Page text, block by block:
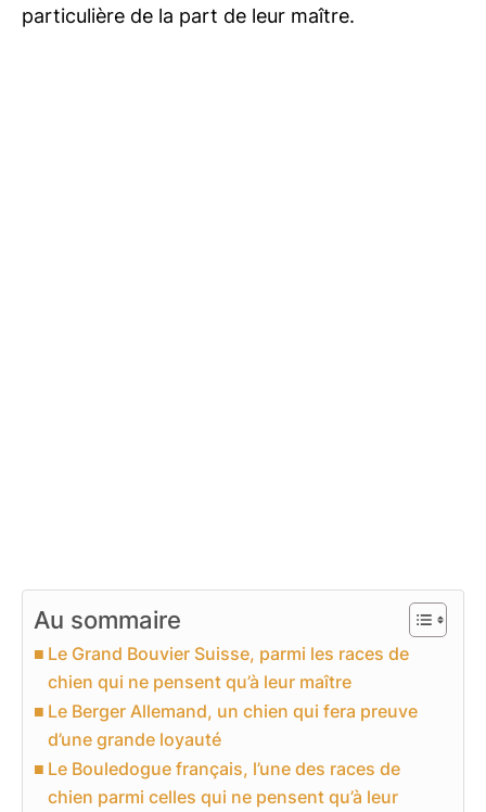
particulière de la part de leur maître.
Au sommaire
Le Grand Bouvier Suisse, parmi les races de
chien qui ne pensent qu’à leur maître
Le Berger Allemand, un chien qui fera preuve
d’une grande loyauté
Le Bouledogue français, l’une des races de
chien parmi celles qui ne pensent qu’à leur